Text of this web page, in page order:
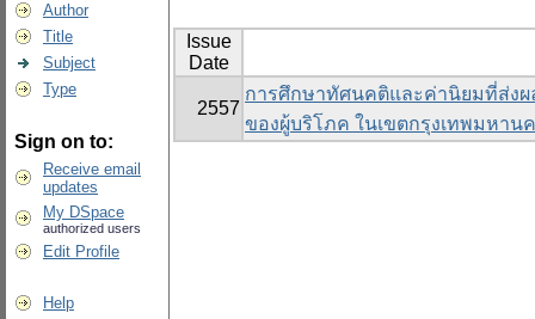
Author
Title
Subject
Type
Sign on to:
Receive email
updates
My DSpace
authorized users
Edit Profile
Help
Issue
Date
2557
การศึกษาทัศนคติและค่านิยมที่ส่ง
ของผู้บริโภค ในเขตกรุงเทพมหาน